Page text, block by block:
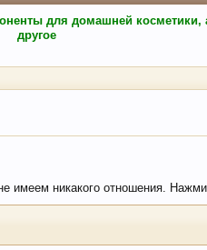
для домашней
другое
имеем никакого отношения.